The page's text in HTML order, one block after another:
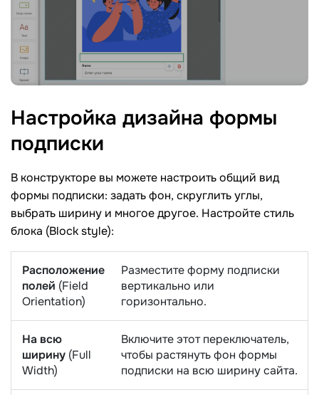
Настройка дизайна формы
подписки
В конструкторе вы можете настроить общий вид
формы подписки: задать фон, скруглить углы,
выбрать ширину и многое другое. Настройте стиль
блока (Block style):
Расположение
полей (Field
Orientation)
Разместите форму подписки
вертикально или
горизонтально.
На всю
ширину (Full
Width)
Включите этот переключатель,
чтобы растянуть фон формы
подписки на всю ширину сайта.